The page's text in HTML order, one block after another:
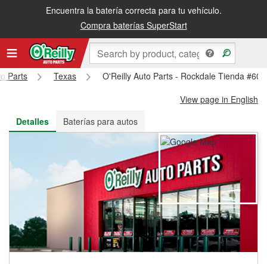
Encuentra la batería correcta para tu vehículo.
Compra baterías SuperStart
Recibe tu orden gratis al día siguiente o recógela en la tienda
Parts Texas
O'Reilly Auto Parts - Rockdale Tienda #604
View page in English
Detalles
Baterías para autos